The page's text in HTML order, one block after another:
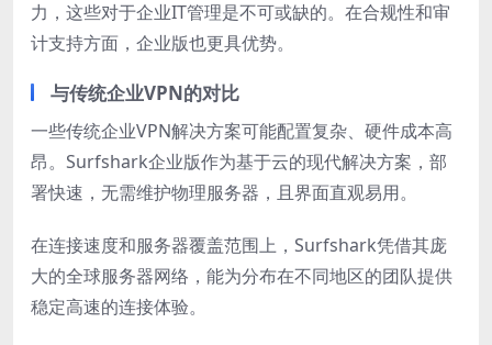
力，这些对于企业IT管理是不可或缺的。在合规性和审
计支持方面，企业版也更具优势。
与传统企业VPN的对比
一些传统企业VPN解决方案可能配置复杂、硬件成本高
昂。Surfshark企业版作为基于云的现代解决方案，部
署快速，无需维护物理服务器，且界面直观易用。
在连接速度和服务器覆盖范围上，Surfshark凭借其庞
大的全球服务器网络，能为分布在不同地区的团队提供
稳定高速的连接体验。